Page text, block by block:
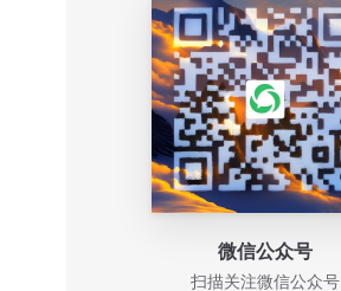
微信公众号
扫描关注微信公众号